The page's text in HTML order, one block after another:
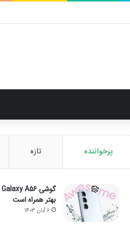
پرخواننده تازه
بهتر همراه است
6 آبان 1403